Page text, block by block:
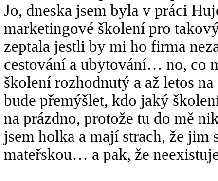
Jo, dneska jsem byla v práci
marketingové školení pro
zeptala jestli by mi ho firma
cestování a ubytování… no, co
školení rozhodnutý a až letos
bude přemýšlet, kdo jaký
na prázdno, protože tu do mě
jsem holka a mají strach, že
mateřskou… a pak, že